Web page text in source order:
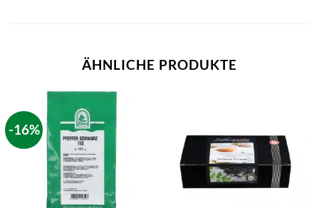
ÄHNLICHE PRODUKTE
-16%